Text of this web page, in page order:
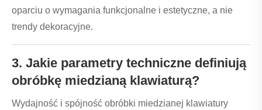
oparciu o wymagania funkcjonalne i estetyczne, a nie
trendy dekoracyjne.
3. Jakie parametry techniczne definiują
obróbkę miedzianą klawiaturą?
Wydajność i spójność obróbki miedzianej klawiatury